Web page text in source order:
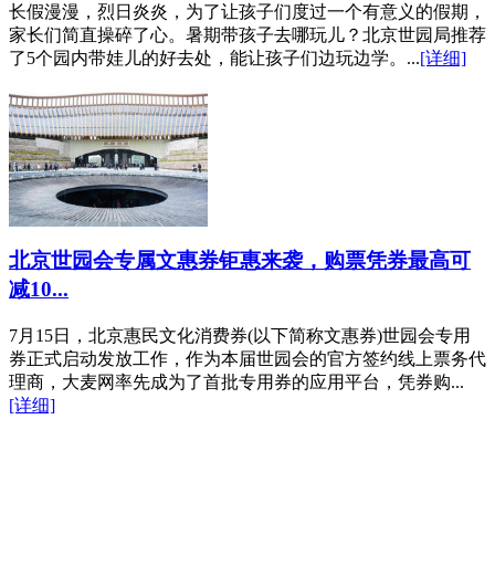
长假漫漫，烈日炎炎，为了让孩子们度过一个有意义的假期，
家长们简直操碎了心。暑期带孩子去哪玩儿？北京世园局推荐
了5个园内带娃儿的好去处，能让孩子们边玩边学。...[详细]
北京世园会专属文惠券钜惠来袭，购票凭券最高可
减10...
7月15日，北京惠民文化消费券(以下简称文惠券)世园会专用
券正式启动发放工作，作为本届世园会的官方签约线上票务代
理商，大麦网率先成为了首批专用券的应用平台，凭券购...
[详细]